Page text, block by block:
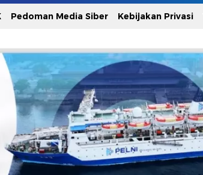
Pedoman Media Siber Kebijakan Privasi